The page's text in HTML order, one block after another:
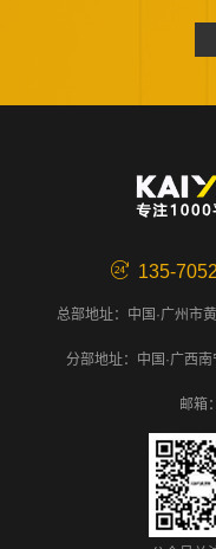
135-
总部地址：中国·广州市
分部地址：中国·广西
邮箱